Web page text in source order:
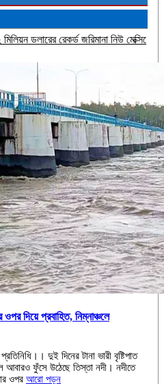
নিউ মেক্সিকোর আদালতের
দুই-তিন
ওপর দিয়ে প্রবাহিত, নিম্নাঞ্চলে
‎দুই দিনের টানা ভারী বৃষ্টিপাত
আবারও ফুঁসে উঠেছে তিস্তা নদী। নদীতে
ওপর আরো পড়ুন